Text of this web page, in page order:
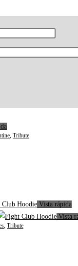
, Tribute
Vista rápida
Vista
, Tribute